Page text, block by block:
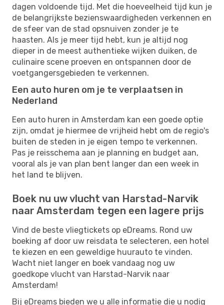
dagen voldoende tijd. Met die hoeveelheid tijd kun je
de belangrijkste bezienswaardigheden verkennen en
de sfeer van de stad opsnuiven zonder je te
haasten. Als je meer tijd hebt, kun je altijd nog
dieper in de meest authentieke wijken duiken, de
culinaire scene proeven en ontspannen door de
voetgangersgebieden te verkennen.
Een auto huren om je te verplaatsen in
Nederland
Een auto huren in Amsterdam kan een goede optie
zijn, omdat je hiermee de vrijheid hebt om de regio's
buiten de steden in je eigen tempo te verkennen.
Pas je reisschema aan je planning en budget aan,
vooral als je van plan bent langer dan een week in
het land te blijven.
Boek nu uw vlucht van Harstad-Narvik
naar Amsterdam tegen een lagere prijs
Vind de beste vliegtickets op eDreams. Rond uw
boeking af door uw reisdata te selecteren, een hotel
te kiezen en een geweldige huurauto te vinden.
Wacht niet langer en boek vandaag nog uw
goedkope vlucht van Harstad-Narvik naar
Amsterdam!
Bij eDreams bieden we u alle informatie die u nodig